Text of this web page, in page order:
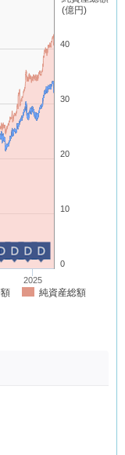
純資産総額
(億円)
D
D
D
D
2025
0
10
20
30
40
中長期的な動きを概
替ヘッジを行ないま
ァミリーファンド方
価証券等の値動きに
益はすべて投資者の
金利や信用度の変動
産について、原則と